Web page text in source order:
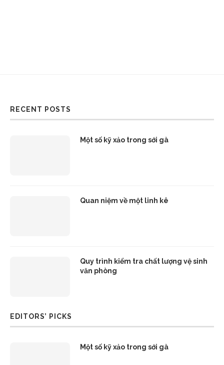
RECENT POSTS
Một số kỹ xảo trong sới gà
Quan niệm về một linh kê
Quy trình kiểm tra chất lượng vệ sinh
văn phòng
EDITORS’ PICKS
Một số kỹ xảo trong sới gà